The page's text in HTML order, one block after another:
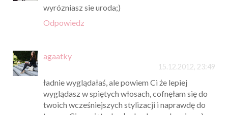
wyrózniasz sie uroda;)
Odpowiedz
agaatky
15.12.2012, 23:49
ładnie wyglądałaś, ale powiem Ci że lepiej
wyglądasz w spiętych włosach, cofnęłam się do
twoich wcześniejszych stylizacji i naprawdę do